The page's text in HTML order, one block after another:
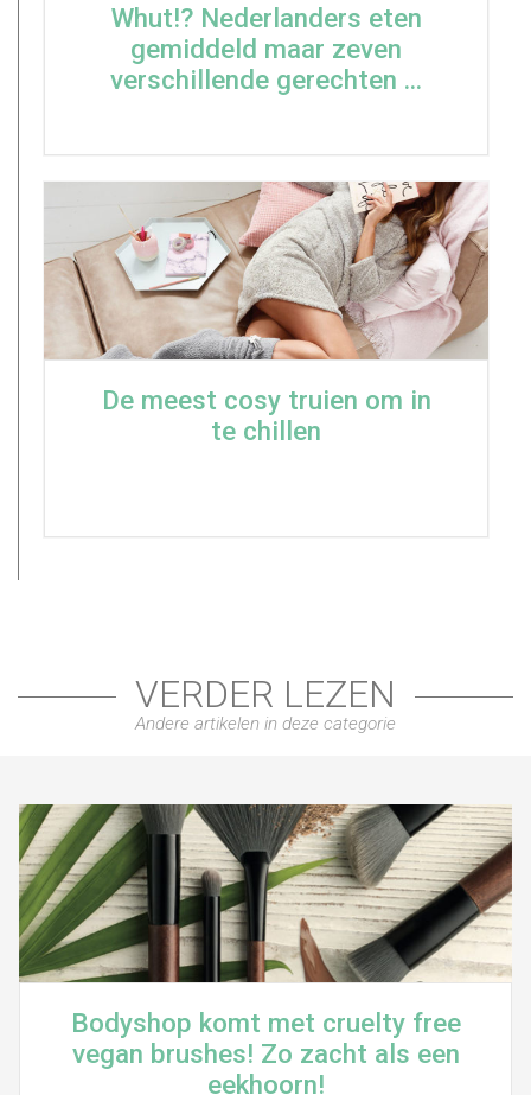
Whut!? Nederlanders eten
gemiddeld maar zeven
verschillende gerechten ...
De meest cosy truien om in
te chillen
VERDER LEZEN
Andere artikelen in deze categorie
Bodyshop komt met cruelty free
vegan brushes! Zo zacht als een
eekhoorn!